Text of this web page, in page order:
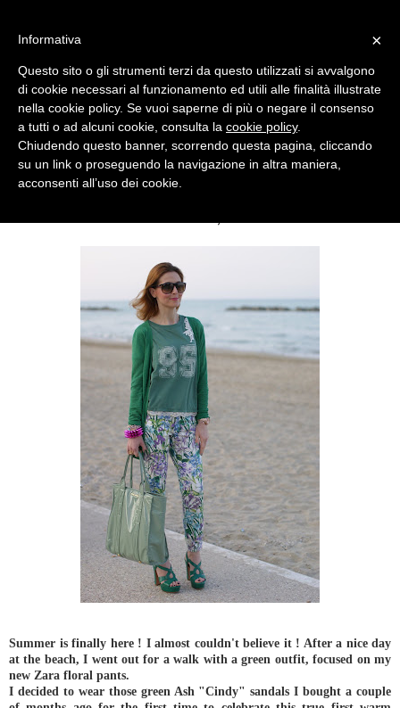
SUNDAY, JUNE 03, 2012
Summer is finally here ! I almost couldn't believe it ! After a nice day
at the beach, I went out for a walk with a green outfit, focused on my
new Zara floral pants.
I decided to wear those green Ash "Cindy" sandals I bought a couple
×
Informativa
Questo sito o gli strumenti terzi da questo utilizzati si avvalgono
di cookie necessari al funzionamento ed utili alle finalità illustrate
nella cookie policy. Se vuoi saperne di più o negare il consenso
a tutti o ad alcuni cookie, consulta la cookie policy.
Chiudendo questo banner, scorrendo questa pagina, cliccando
su un link o proseguendo la navigazione in altra maniera,
acconsenti all’uso dei cookie.